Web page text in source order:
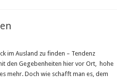
im Ausland zu finden – Tendenz
den Gegebenheiten hier vor Ort, hohe
mehr. Doch wie schafft man es, dem